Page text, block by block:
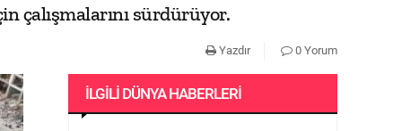
çalışmalarını sürdürüyor.
Yazdır 0 Yorum
İLGILI DÜNYA HABERLERI